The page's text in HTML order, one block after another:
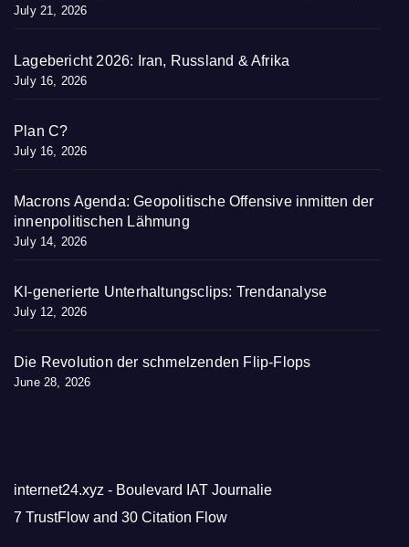
July 21, 2026
Lagebericht 2026: Iran, Russland & Afrika
July 16, 2026
Plan C?
July 16, 2026
Macrons Agenda: Geopolitische Offensive inmitten der
innenpolitischen Lähmung
July 14, 2026
KI-generierte Unterhaltungsclips: Trendanalyse
July 12, 2026
Die Revolution der schmelzenden Flip-Flops
June 28, 2026
internet24.xyz - Boulevard IAT Journalie
7 TrustFlow and 30 Citation Flow